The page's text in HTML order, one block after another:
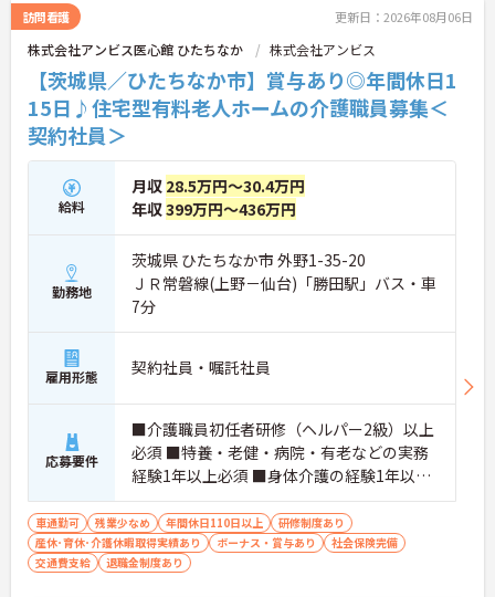
連携の体制がしっかりと整っています。働き方の面
では、夜勤明けの翌日が原則として公休となるほ
か、月平均の残業時間も5時間から7時間程度とかな
り少なめです。常勤スタッフの比率が90パーセント
を超えているため急な勤務変更が発生しにくく、あ
らかじめ決められた訪問予定表に沿って規則正しく
働けます。入職後は現場スタッフによるお一人おひ
とりに合わせた個別のOJT研修が実施されます。eラ
専門性を着実に深めていける環境が用意されていま
す。
★おすすめPOINT★
＜個別ＯＪＴとチーム連携で着実に成長！＞
・入職後はお一人おひとりの習熟度に合わせた個別
のＯＪＴ研修を実施し、ｅラーニングを用いた学習
の機会も提供されます
・施設内には看護師が24時間常駐しており、急変時
の対応や専門的な医療処置は看護師が担当するため
負担が減ります
・介護スタッフと看護スタッフの比率が1対1で相談
しやすく、初任者研修や実務者研修からでも着実に
専門性を高められます
＜残業月7時間以下で身体の負担を軽減！＞
・常勤で働くスタッフの比率が90パーセント以上と
高く、急なシフト変更や無理な長時間勤務が発生し
にくい人員体制です
・訪問スケジュールに沿って施設内でのケアを行う
ため、月平均の残業時間は5時間から7時間程度とか
訪問看護 更新日：2026年08月06日
株式会社アンビス医心館 ひたちなか 株式会社アンビス
【茨城県／ひたちなか市】賞与あり◎年間休日1
15日♪住宅型有料老人ホームの介護職員募集＜
契約社員＞
給料
月収 28.5万円～30.4万円
年収399万円～436万円
勤務地
茨城県 ひたちなか市 外野1-35-20
ＪＲ常磐線(上野－仙台)「勝田駅」バス・車
7分
雇用形態 契約社員・嘱託社員
応募要件
■介護職員初任者研修（ヘルパー2級）以上
必須 ■特養・老健・病院・有老などの実務
経験1年以上必須 ■身体介護の経験1年以上
あれば尚可 ■機械浴の使用経験あれば尚可
車通勤可 残業少なめ 年間休日110日以上
研修制度あり
産休･育休･介護休暇取得実績あり
ボーナス・賞与あり
社会保険完備
交通費支給
退職金制度あり